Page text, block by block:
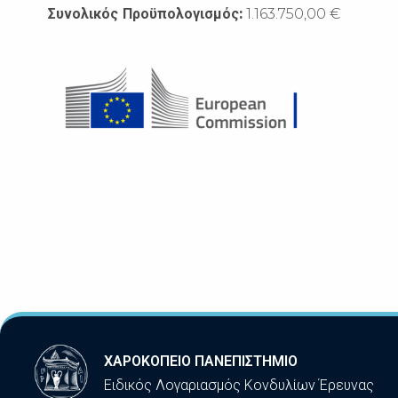
Συνολικός Προϋπολογισμός:1.163.750,00 €
ΧΑΡΟΚΟΠΕΙΟ ΠΑΝΕΠΙΣΤΗΜΙΟ
Ειδικός Λογαριασμός Κονδυλίων Έρευνας